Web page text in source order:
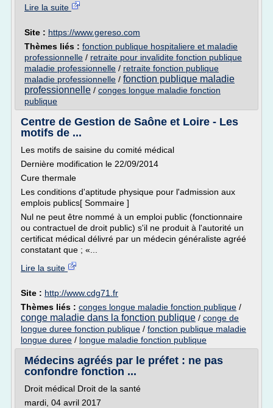
Lire la suite
Site : https://www.gereso.com
Thèmes liés : fonction publique hospitaliere et maladie
professionnelle / retraite pour invalidite fonction publique
maladie professionnelle / retraite fonction publique
maladie professionnelle / fonction publique maladie
professionnelle / conges longue maladie fonction
publique
Centre de Gestion de Saône et Loire - Les
motifs de ...
Les motifs de saisine du comité médical
Dernière modification le 22/09/2014
Cure thermale
Les conditions d'aptitude physique pour l'admission aux
emplois publics[ Sommaire ]
Nul ne peut être nommé à un emploi public (fonctionnaire
ou contractuel de droit public) s'il ne produit à l'autorité un
certificat médical délivré par un médecin généraliste agréé
constatant que ; «...
Lire la suite
Site : http://www.cdg71.fr
Thèmes liés : conges longue maladie fonction publique /
conge maladie dans la fonction publique / conge de
longue duree fonction publique / fonction publique maladie
longue duree / longue maladie fonction publique
Médecins agréés par le préfet : ne pas
confondre fonction ...
Droit médical Droit de la santé
mardi, 04 avril 2017